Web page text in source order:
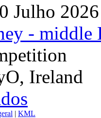
Julho 2026
- middle
Ireland
| KML